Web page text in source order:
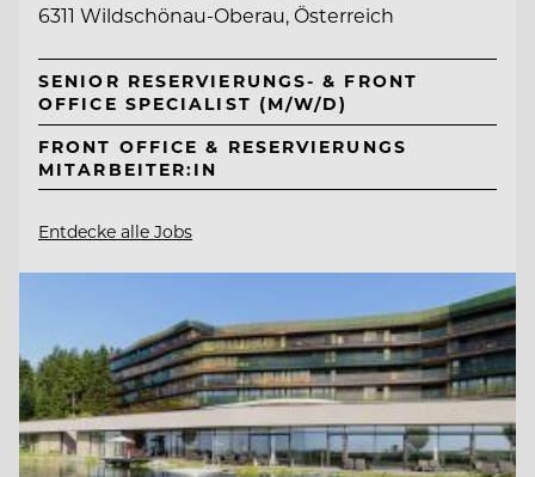
6311 Wildschönau-Oberau, Österreich
SENIOR RESERVIERUNGS- & FRONT
OFFICE SPECIALIST (M/W/D)
FRONT OFFICE & RESERVIERUNGS
MITARBEITER:IN
Entdecke alle Jobs